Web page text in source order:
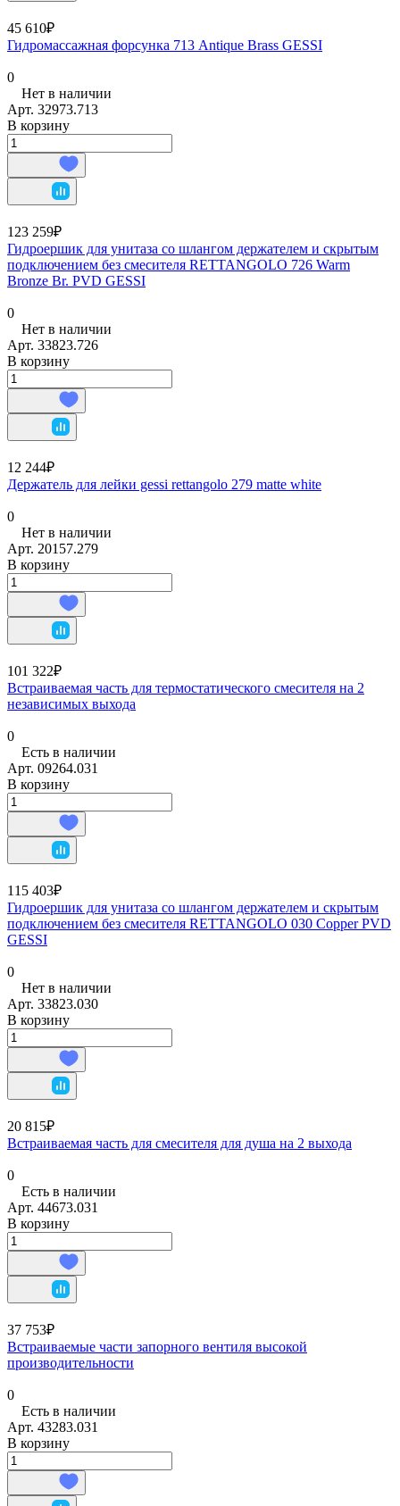
45 610₽
Гидромассажная форсунка 713 Antique Brass GESSI
0
Нет в наличии
Арт. 32973.713
В корзину
123 259₽
Гидроершик для унитаза со шлангом держателем и скрытым
подключением без смесителя RETTANGOLO 726 Warm
Bronze Br. PVD GESSI
0
Нет в наличии
Арт. 33823.726
В корзину
12 244₽
Держатель для лейки gessi rettangolo 279 matte white
0
Нет в наличии
Арт. 20157.279
В корзину
101 322₽
Встраиваемая часть для термостатического смесителя на 2
независимых выхода
0
Есть в наличии
Арт. 09264.031
В корзину
115 403₽
Гидроершик для унитаза со шлангом держателем и скрытым
подключением без смесителя RETTANGOLO 030 Copper PVD
GESSI
0
Нет в наличии
Арт. 33823.030
В корзину
20 815₽
Встраиваемая часть для смесителя для душа на 2 выхода
0
Есть в наличии
Арт. 44673.031
В корзину
37 753₽
Встраиваемые части запорного вентиля высокой
производительности
0
Есть в наличии
Арт. 43283.031
В корзину